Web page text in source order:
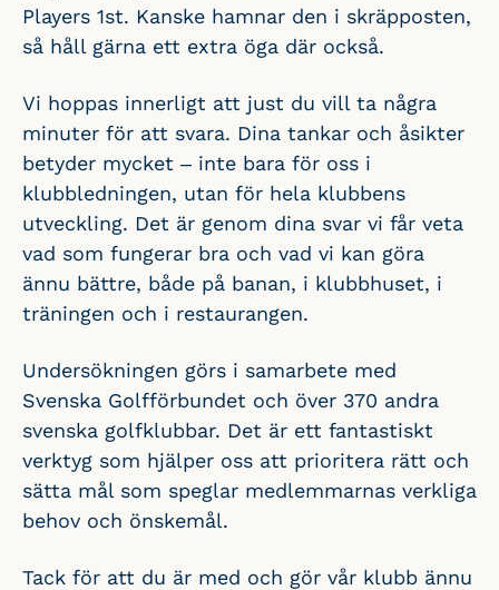
Players 1st. Kanske hamnar den i skräpposten,
så håll gärna ett extra öga där också.
Vi hoppas innerligt att just du vill ta några
minuter för att svara. Dina tankar och åsikter
betyder mycket – inte bara för oss i
klubbledningen, utan för hela klubbens
utveckling. Det är genom dina svar vi får veta
vad som fungerar bra och vad vi kan göra
ännu bättre, både på banan, i klubbhuset, i
träningen och i restaurangen.
Undersökningen görs i samarbete med
Svenska Golfförbundet och över 370 andra
svenska golfklubbar. Det är ett fantastiskt
verktyg som hjälper oss att prioritera rätt och
sätta mål som speglar medlemmarnas verkliga
behov och önskemål.
Tack för att du är med och gör vår klubb ännu